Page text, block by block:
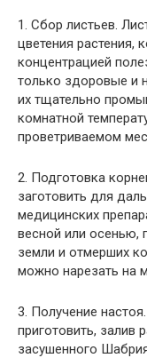
1. Сбор листьев.
цветения растения,
концентрацией
только здоровые и
их тщательно
комнатной
проветриваемом
2. Подготовка
заготовить для
медицинских
весной или осенью,
земли и отмерших
можно нарезать на
3. Получение
приготовить, залив
засушенного